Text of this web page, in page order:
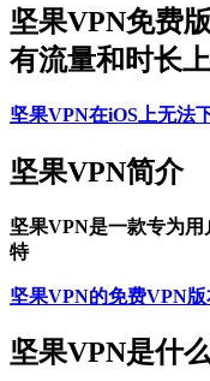
坚果VPN免费
有流量和时长
坚果VPN在iOS上无法
坚果VPN简介
坚果VPN是一款专为用
特
坚果VPN的免费VPN版
坚果VPN是什